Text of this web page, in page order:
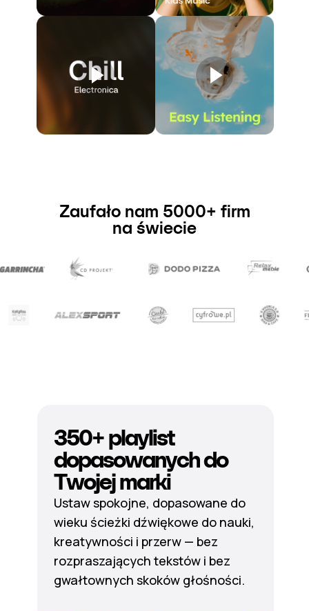
Zaufało nam 5000+ firm
na świecie
350+ playlist
dopasowanych do
Twojej marki
Ustaw spokojne, dopasowane do
wieku ścieżki dźwiękowe do nauki,
kreatywności i przerw — bez
rozpraszających tekstów i bez
gwałtownych skoków głośności.